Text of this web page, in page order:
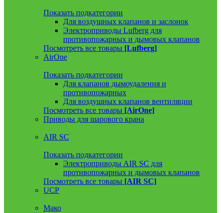
Показать подкатегории
Для воздушных клапанов и заслонок
Электроприводы Lufberg для
противопожарных и дымовых клапанов
Посмотреть все товары [Lufberg]
AirOne
Показать подкатегории
Для клапанов дымоудаления и
противопожарных
Для воздушных клапанов вентиляции
Посмотреть все товары [AirOne]
Приводы для шарового крана
AIR SC
Показать подкатегории
Электроприводы AIR SC для
противопожарных и дымовых клапанов
Посмотреть все товары [AIR SC]
UCP
Мако